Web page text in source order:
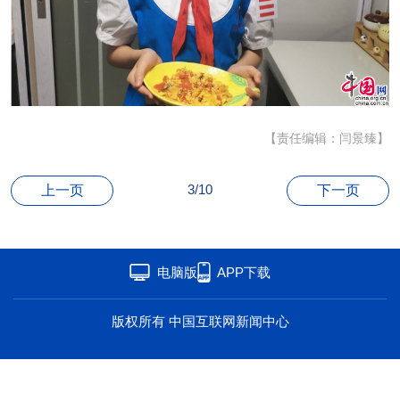
草原
联盟 心理
【责任编辑：闫景臻】
上一页 3/10 下一页
电脑版 APP下载
版权所有 中国互联网新闻中心